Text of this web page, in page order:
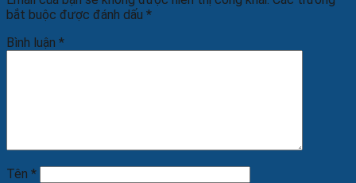
bắt buộc được đánh dấu *
Bình luận *
Tên *